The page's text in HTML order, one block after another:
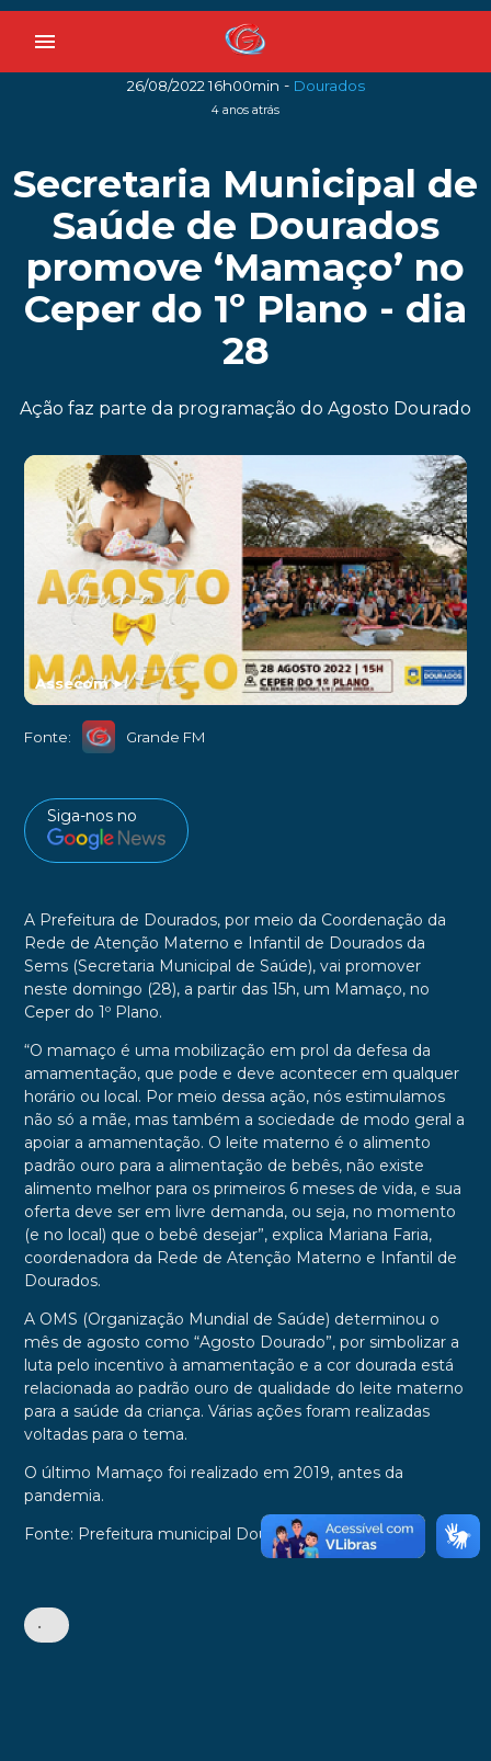
menu
26/08/2022 16h00min - Dourados
4 anos atrás
Secretaria Municipal de
Saúde de Dourados
promove ‘Mamaço’ no
Ceper do 1º Plano - dia
28
Ação faz parte da programação do Agosto Dourado
Assecom►
Fonte: Grande FM
Siga-nos no
A Prefeitura de Dourados, por meio da Coordenação da
Rede de Atenção Materno e Infantil de Dourados da
Sems (Secretaria Municipal de Saúde), vai promover
neste domingo (28), a partir das 15h, um Mamaço, no
Ceper do 1º Plano.
“O mamaço é uma mobilização em prol da defesa da
amamentação, que pode e deve acontecer em qualquer
horário ou local. Por meio dessa ação, nós estimulamos
não só a mãe, mas também a sociedade de modo geral a
apoiar a amamentação. O leite materno é o alimento
padrão ouro para a alimentação de bebês, não existe
alimento melhor para os primeiros 6 meses de vida, e sua
oferta deve ser em livre demanda, ou seja, no momento
(e no local) que o bebê desejar”, explica Mariana Faria,
coordenadora da Rede de Atenção Materno e Infantil de
Dourados.
A OMS (Organização Mundial de Saúde) determinou o
mês de agosto como “Agosto Dourado”, por simbolizar a
luta pelo incentivo à amamentação e a cor dourada está
relacionada ao padrão ouro de qualidade do leite materno
para a saúde da criança. Várias ações foram realizadas
voltadas para o tema.
O último Mamaço foi realizado em 2019, antes da
pandemia.
Fonte: Prefeitura municipal Dourados
•